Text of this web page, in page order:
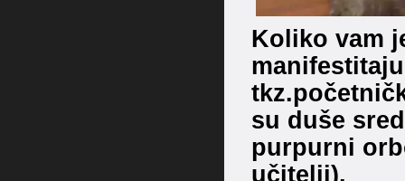
Koliko vam
su duše
purpurni
učitelji).